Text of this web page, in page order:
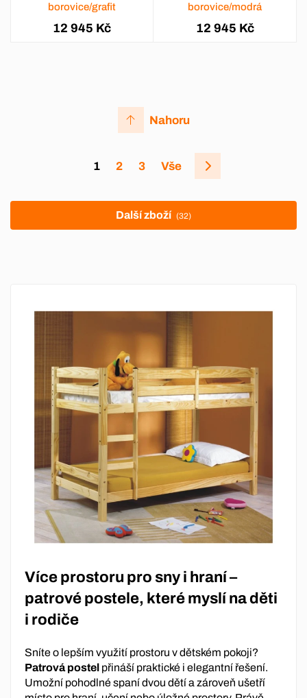
borovice/grafit
12 945 Kč
borovice/modrá
12 945 Kč
1 2 3 Vše
Nahoru
Další zboží (32)
Více prostoru pro sny i hraní –
patrové postele, které myslí na děti
i rodiče
Sníte o lepším využití prostoru v dětském pokoji?
Patrová postel přináší praktické i elegantní řešení.
Umožní pohodlné spaní dvou dětí a zároveň ušetří